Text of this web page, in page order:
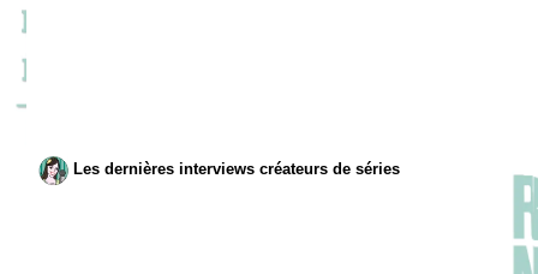
Les dernières interviews créateurs de séries